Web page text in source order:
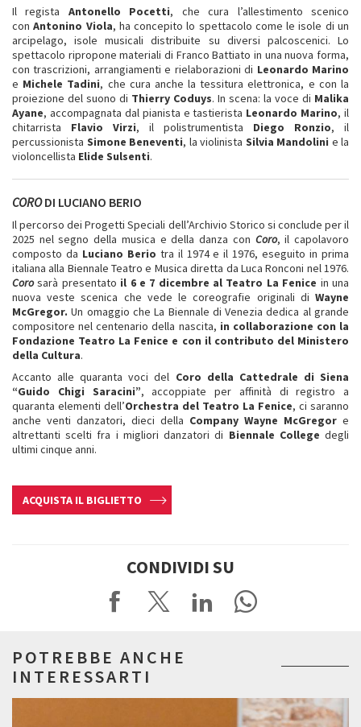
Il regista Antonello Pocetti, che cura l’allestimento scenico
conAntonino Viola, ha concepito lo spettacolo come le isole di un
arcipelago, isole musicali distribuite su diversi palcoscenici. Lo
spettacolo ripropone materiali di Franco Battiato in una nuova forma,
con trascrizioni, arrangiamenti e rielaborazioni di Leonardo Marino
e Michele Tadini, che cura anche la tessitura elettronica, e con la
proiezione del suono di Thierry Coduys. In scena: la voce di Malika
Ayane, accompagnata dal pianista e tastierista Leonardo Marino, il
chitarrista Flavio Virzi, il polistrumentista Diego Ronzio, il
percussionista Simone Beneventi, la violinista Silvia Mandolini e la
violoncellista Elide Sulsenti.
CORODI LUCIANO BERIO
Il percorso dei Progetti Speciali dell’Archivio Storico si conclude per il
2025 nel segno della musica e della danza con Coro, il capolavoro
composto da Luciano Berio tra il 1974 e il 1976, eseguito in prima
italiana alla Biennale Teatro e Musica diretta da Luca Ronconi nel 1976.
Corosarà presentato il 6 e 7 dicembre al Teatro La Fenice in una
nuova veste scenica che vede le coreografie originali di Wayne
McGregor.Un omaggio che La Biennale di Venezia dedica al grande
compositore nel centenario della nascita, in collaborazione con la
Fondazione Teatro La Fenice e con il contributo del Ministero
della Cultura.
Accanto alle quaranta voci del Coro della Cattedrale di Siena
“Guido Chigi Saracini”, accoppiate per affinità di registro a
quaranta elementi dell’Orchestra del Teatro La Fenice, ci saranno
anche venti danzatori, dieci della Company Wayne McGregor e
altrettanti scelti fra i migliori danzatori di Biennale College degli
ultimi cinque anni.
ACQUISTA IL BIGLIETTO
CONDIVIDI SU
POTREBBE ANCHE
INTERESSARTI